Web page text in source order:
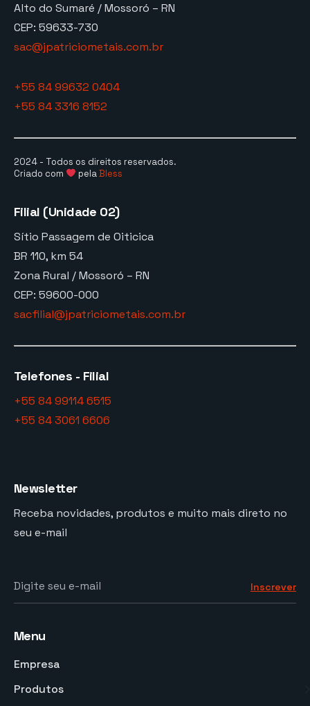
Alto do Sumaré / Mossoró – RN
CEP: 59633-730
sac@jpatriciometais.com.br
+55 84 99632 0404
+55 84 3316 8152
2024 - Todos os direitos reservados.
Criado com
pelaBless
Filial (Unidade 02)
Sítio Passagem de Oiticica
BR 110, km 54
Zona Rural / Mossoró – RN
CEP: 59600-000
sacfilial@jpatriciometais.com.br
Telefones - Filial
+55 84 99114 6515
+55 84 3061 6606
Newsletter
Receba novidades, produtos e muito mais direto no
seu e-mail
Digite seu e-mail Inscrever
Menu
Empresa
Produtos